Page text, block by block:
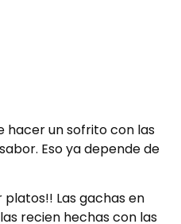
hacer un sofrito con las
Eso ya depende de
Las gachas en
recien hechas con las